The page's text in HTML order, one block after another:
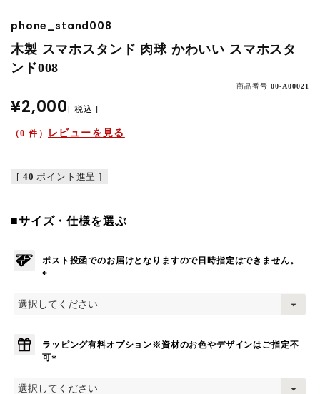
phone_stand008
木製 スマホスタンド 肉球 かわいい スマホスタ
ンド008
商品番号 00-A00021
¥2,000 税込
（0 件） レビューを見る
[ 40 ポイント進呈 ]
■サイズ・仕様を選ぶ
ポスト投函でのお届けとなりますので日時指定はできません。
必
ラッピング有料オプション※資材のお色やデザインはご指定不
可
必